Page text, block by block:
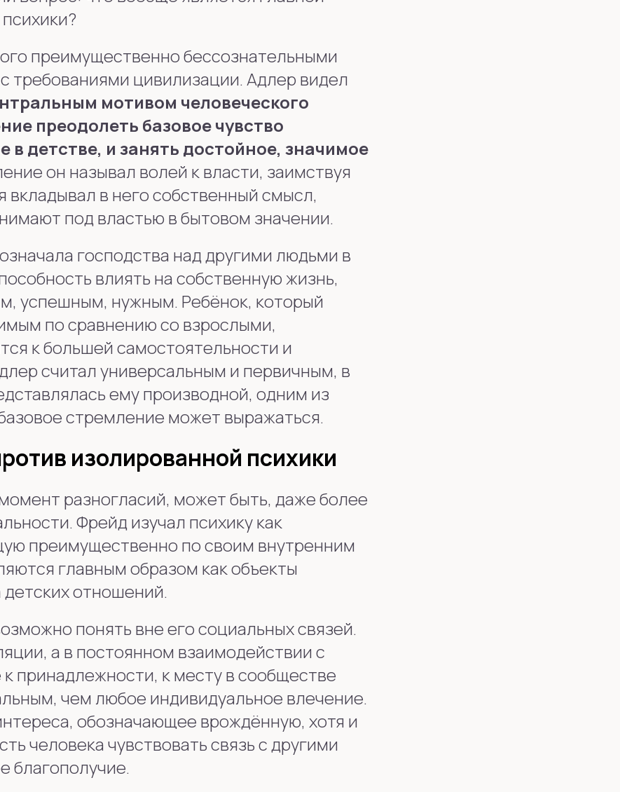
преимущественно бессознательными
цивилизации. Адлер видел
мотивом человеческого
преодолеть базовое чувство
детстве, и занять достойное, значимое
он называл волей к власти, заимствуя
в него собственный смысл,
под властью в бытовом значении.
господства над другими людьми в
влиять на собственную жизнь,
успешным, нужным. Ребёнок, который
по сравнению со взрослыми,
к большей самостоятельности и
считал универсальным и первичным, в
ему производной, одним из
стремление может выражаться.
изолированной психики
разногласий, может быть, даже более
Фрейд изучал психику как
преимущественно по своим внутренним
главным образом как объекты
отношений.
понять вне его социальных связей.
а в постоянном взаимодействии с
принадлежности, к месту в сообществе
чем любое индивидуальное влечение.
обозначающее врождённую, хотя и
человека чувствовать связь с другими
благополучие.